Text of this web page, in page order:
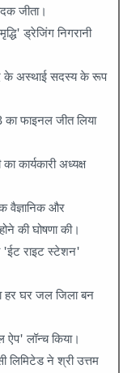
जीता।
ड्रेजिंग निगरानी
के अस्थाई सदस्य के रूप
फाइनल जीत लिया
कार्यकारी अध्यक्ष
वैज्ञानिक और
की घोषणा की।
राइट स्टेशन'
हर घर जल जिला बन
लॉन्च किया।
लिमिटेड ने श्री उत्तम